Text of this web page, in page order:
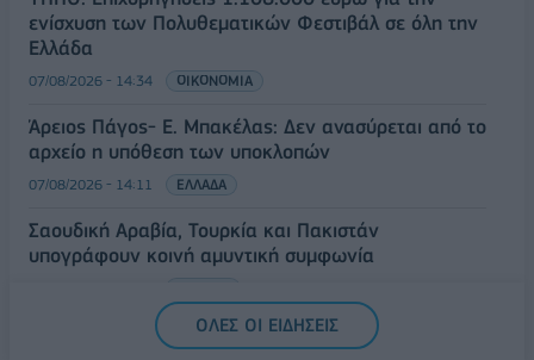
ενίσχυση των Πολυθεματικών Φεστιβάλ σε όλη την
Ελλάδα
07/08/2026 - 14:34 ΟΙΚΟΝΟΜΙΑ
Άρειος Πάγος- Ε. Μπακέλας: Δεν ανασύρεται από το
αρχείο η υπόθεση των υποκλοπών
07/08/2026 - 14:11 ΕΛΛΑΔΑ
Σαουδική Αραβία, Τουρκία και Πακιστάν
υπογράφουν κοινή αμυντική συμφωνία
ΟΛΕΣ ΟΙ ΕΙΔΗΣΕΙΣ